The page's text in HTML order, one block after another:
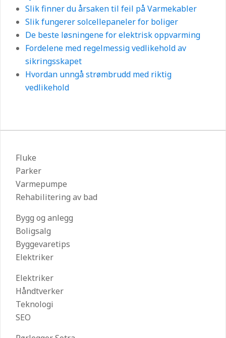
Hvordan fungerer enfase og trefase i elektriske
systemer?
Slik finner du årsaken til feil på Varmekabler
Slik fungerer solcellepaneler for boliger
De beste løsningene for elektrisk oppvarming
Fordelene med regelmessig vedlikehold av
sikringsskapet
Fluke
Parker
Rehabilitering av bad
Bygg og anlegg
Boligsalg
Elektriker
Elektriker
Håndtverker